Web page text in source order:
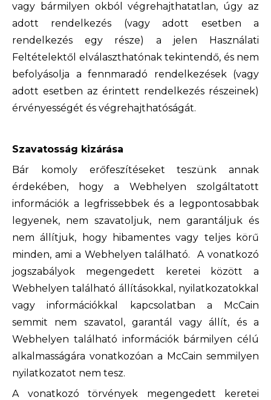
vagy bármilyen okból végrehajthatatlan, úgy az
adott rendelkezés (vagy adott esetben a
rendelkezés egy része) a jelen Használati
Feltételektől elválaszthatónak tekintendő, és nem
befolyásolja a fennmaradó rendelkezések (vagy
adott esetben az érintett rendelkezés részeinek)
érvényességét és végrehajthatóságát.
Szavatosság kizárása
Bár komoly erőfeszítéseket teszünk annak
érdekében, hogy a Webhelyen szolgáltatott
információk a legfrissebbek és a legpontosabbak
legyenek, nem szavatoljuk, nem garantáljuk és
nem állítjuk, hogy hibamentes vagy teljes körű
minden, ami a Webhelyen található. A vonatkozó
jogszabályok megengedett keretei között a
Webhelyen található állításokkal, nyilatkozatokkal
vagy információkkal kapcsolatban a McCain
semmit nem szavatol, garantál vagy állít, és a
Webhelyen található információk bármilyen célú
alkalmasságára vonatkozóan a McCain semmilyen
nyilatkozatot nem tesz.
A vonatkozó törvények megengedett keretei